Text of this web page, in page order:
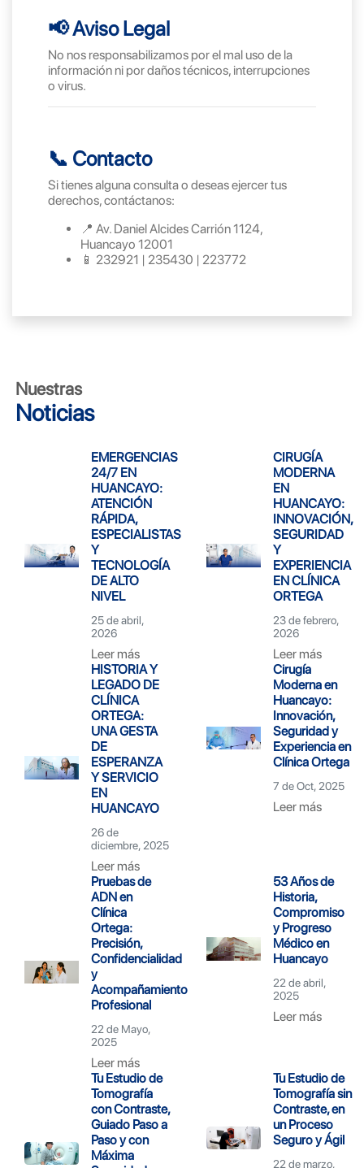
📢 Aviso Legal
No nos responsabilizamos por el mal uso de la
información ni por daños técnicos, interrupciones
o virus.
📞 Contacto
Si tienes alguna consulta o deseas ejercer tus
derechos, contáctanos:
📍 Av. Daniel Alcides Carrión 1124,
Huancayo 12001
📱 232921 | 235430 | 223772
Nuestras
Noticias
EMERGENCIAS
24/7 EN
HUANCAYO:
ATENCIÓN
RÁPIDA,
ESPECIALISTAS
Y
TECNOLOGÍA
DE ALTO
NIVEL
25 de abril,
2026
Leer más
CIRUGÍA
MODERNA
EN
HUANCAYO:
INNOVACIÓN,
SEGURIDAD
Y
EXPERIENCIA
EN CLÍNICA
ORTEGA
23 de febrero,
2026
Leer más
HISTORIA Y
LEGADO DE
CLÍNICA
ORTEGA:
UNA GESTA
DE
ESPERANZA
Y SERVICIO
EN
HUANCAYO
26 de
diciembre, 2025
Leer más
Cirugía
Moderna en
Huancayo:
Innovación,
Seguridad y
Experiencia en
Clínica Ortega
7 de Oct, 2025
Leer más
Pruebas de
ADN en
Clínica
Ortega:
Precisión,
Confidencialidad
y
Acompañamiento
Profesional
22 de Mayo,
2025
Leer más
53 Años de
Historia,
Compromiso
y Progreso
Médico en
Huancayo
22 de abril,
2025
Leer más
Tu Estudio de
Tomografía
con Contraste,
Guiado Paso a
Paso y con
Máxima
Tu Estudio de
Tomografía sin
Contraste, en
un Proceso
Seguro y Ágil
22 de marzo,